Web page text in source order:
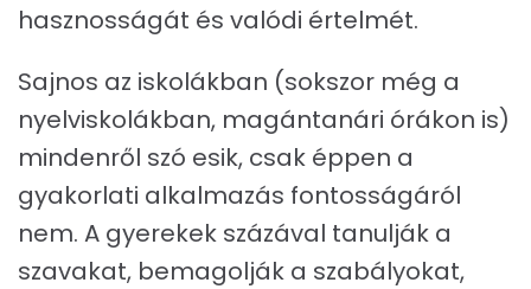
hasznosságát és valódi értelmét.
Sajnos az iskolákban (sokszor még a
nyelviskolákban, magántanári órákon is)
mindenről szó esik, csak éppen a
gyakorlati alkalmazás fontosságáról
nem. A gyerekek százával tanulják a
szavakat, bemagolják a szabályokat,